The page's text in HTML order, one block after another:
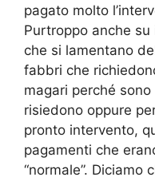
pagato molto
Purtroppo anche
che si lamentano
fabbri che
magari perché
risiedono oppure
pronto intervento,
pagamenti che
“normale”. Diciamo